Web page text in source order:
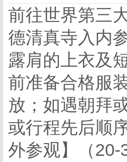
前往世界第三
德清真寺入内
露肩的上衣及
前准备合格服
放；如遇朝拜
或行程先后顺
外参观】（20-